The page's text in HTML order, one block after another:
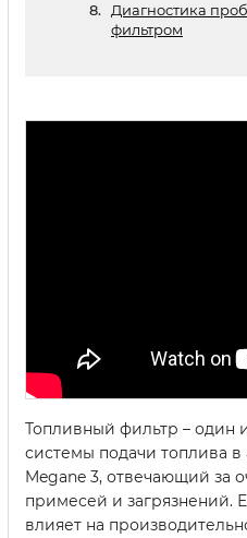
Диагностика
фильтром
Топливный фильтр – один
системы подачи топлива
Megane 3, отвечающий за
примесей и загрязнений.
влияет на